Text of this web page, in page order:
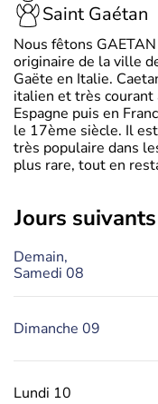
Saint Gaétan
Nous fêtons
originaire de la ville
Gaëte en Italie.
italien et très courant
Espagne puis en
le 17ème siècle. Il
très populaire dans
plus rare, tout en
jours suivants
Demain,
Samedi 08
Dimanche 09
Lundi 10